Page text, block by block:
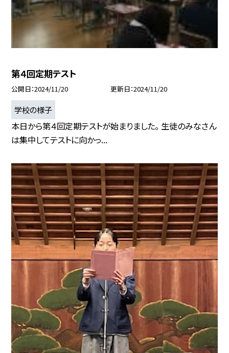
第４回定期テスト
公開日 2024/11/20 更新日 2024/11/20
学校の様子
本日から第４回定期テストが始まりました。 生徒のみなさん
は集中してテストに向かっ...